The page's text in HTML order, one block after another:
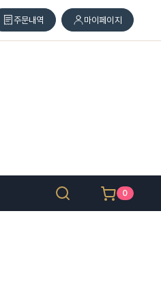
주문내역 마이페이지
0